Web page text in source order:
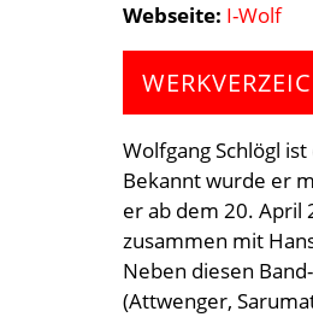
Webseite I-Wolf
Wolfgang Schlögl
Bekannt wurde er
er ab dem 20. April
zusammen mit
Neben diesen
(Attwenger,